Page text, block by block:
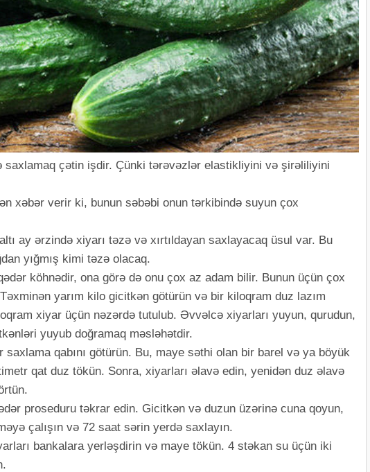
saxlamaq çətin işdir. Çünki tərəvəzlər elastikliyini və şirəliliyini
xəbər verir ki, bunun səbəbi onun tərkibində suyun çox
ay ərzində xiyarı təzə və xırtıldayan saxlayacaq üsul var. Bu
yığmış kimi təzə olacaq.
köhnədir, ona görə də onu çox az adam bilir. Bunun üçün çox
yarım kilo gicitkən götürün və bir kiloqram duz lazım
xiyar üçün nəzərdə tutulub. Əvvəlcə xiyarları yuyun, qurudun,
yuyub doğramaq məsləhətdir.
saxlama qabını götürün. Bu, maye səthi olan bir barel və ya böyük
qat duz tökün. Sonra, xiyarları əlavə edin, yenidən duz əlavə
proseduru təkrar edin. Gicitkən və duzun üzərinə cuna qoyun,
çalışın və 72 saat sərin yerdə saxlayın.
bankalara yerləşdirin və maye tökün. 4 stəkan su üçün iki